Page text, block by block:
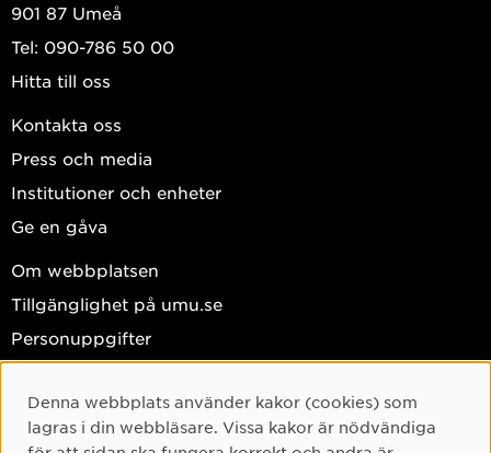
1 januari 2009 till 31 december 2025
Att lära matematik genom imitativa och kreativa
resonemang
901 87 Umeå
Tel: 090-786 50 00
Hitta till oss
Kontakta oss
Press och media
Institutioner och enheter
Ge en gåva
Om webbplatsen
Tillgänglighet på umu.se
Personuppgifter
Facebook
Cookie-samtycke
Denna webbplats använder kakor (cookies) som
lagras i din webbläsare. Vissa kakor är nödvändiga